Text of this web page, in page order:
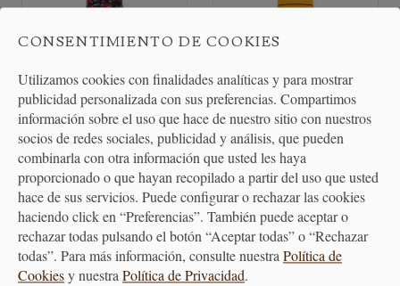
Botella térmica acero
inoxidable Tiny Tulips
20,00 €
Botella térmica amarilla amber
yellow
20,00 €
CONSENTIMIENTO DE COOKIES
Utilizamos cookies con finalidades analíticas y para mostrar
publicidad personalizada con sus preferencias. Compartimos
información sobre el uso que hace de nuestro sitio con nuestros
socios de redes sociales, publicidad y análisis, que pueden
combinarla con otra información que usted les haya
proporcionado o que hayan recopilado a partir del uso que usted
hace de sus servicios. Puede configurar o rechazar las cookies
haciendo click en “Preferencias”. También puede aceptar o
rechazar todas pulsando el botón “Aceptar todas” o “Rechazar
todas”. Para más información, consulte nuestraPolítica de
Cookiesy nuestraPolítica de Privacidad.